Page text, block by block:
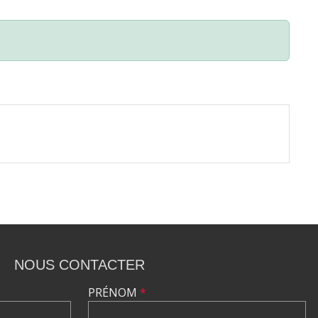
NOUS CONTACTER
PRÉNOM *